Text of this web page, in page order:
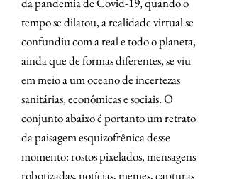
tempo se dilatou, a realidade virtual se
confundiu com a real e todo o planeta,
ainda que de formas diferentes, se viu
em meio a um oceano de incertezas
sanitárias, econômicas e sociais. O
conjunto abaixo é portanto um retrato
da paisagem esquizofrênica desse
momento: rostos pixelados, mensagens
robotizadas, notícias, memes, capturas